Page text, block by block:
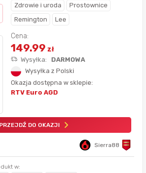
Zdrowie i uroda
Prostownice
Remington
Lee
Cena:
149.99 zł
Wysyłka:
DARMOWA
Wysyłka z Polski
Okazja dostępna w sklepie:
RTV Euro AGD
PRZEJDŹ DO OKAZJI
Sierra88
w: